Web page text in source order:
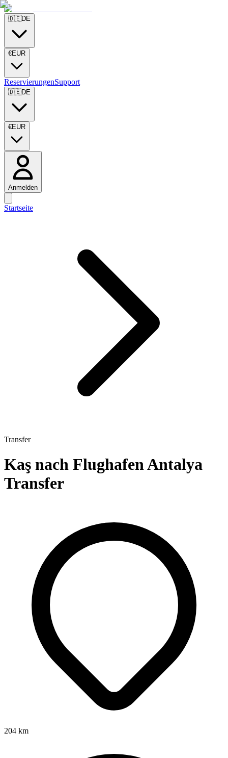
🇩🇪DE
€EUR
ReservierungenSupport
🇩🇪DE
€EUR
Anmelden
Startseite
Transfer
Kaş nach Flughafen Antalya
Transfer
204 km